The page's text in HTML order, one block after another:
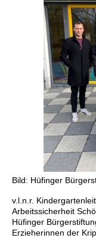
Bild: Hüfinger
v.l.n.r.
Arbeitssicherheit
Hüfinger
Erzieherinnen der